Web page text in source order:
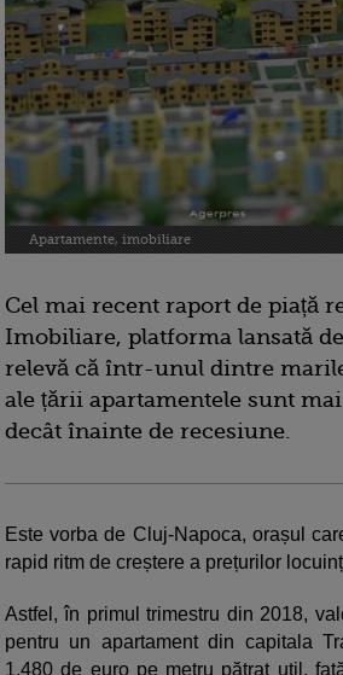
Apartamente, imobiliare
Cel mai recent raport de piață
Imobiliare, platforma lansată
relevă că într-unul dintre
ale țării apartamentele sunt
decât înainte de recesiune.
Este vorba de Cluj-Napoca, orașul
rapid ritm de creștere a prețurilor
Astfel, în primul trimestru din 2018,
pentru un apartament din capitala
1.480 de euro pe metru pătrat util,